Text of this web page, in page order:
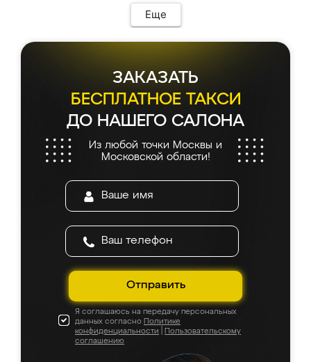
мебель сразу встала на свое место без
каких-либо доработок. Качеством осталась
довольна, все выглядит так, как и ожидала.
Еще
ЗАКАЗАТЬ
БЕСПЛАТНОЕ ТАКСИ
ДО НАШЕГО САЛОНА
Из любой точки Москвы и
Московской области!
Отправить
Я соглашаюсь на передачу персональных
данных согласно Политике
конфиденциальности
Пользовательскому
соглашению